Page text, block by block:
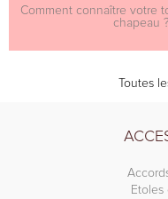
Comment connaître votre
chapeau
Toutes